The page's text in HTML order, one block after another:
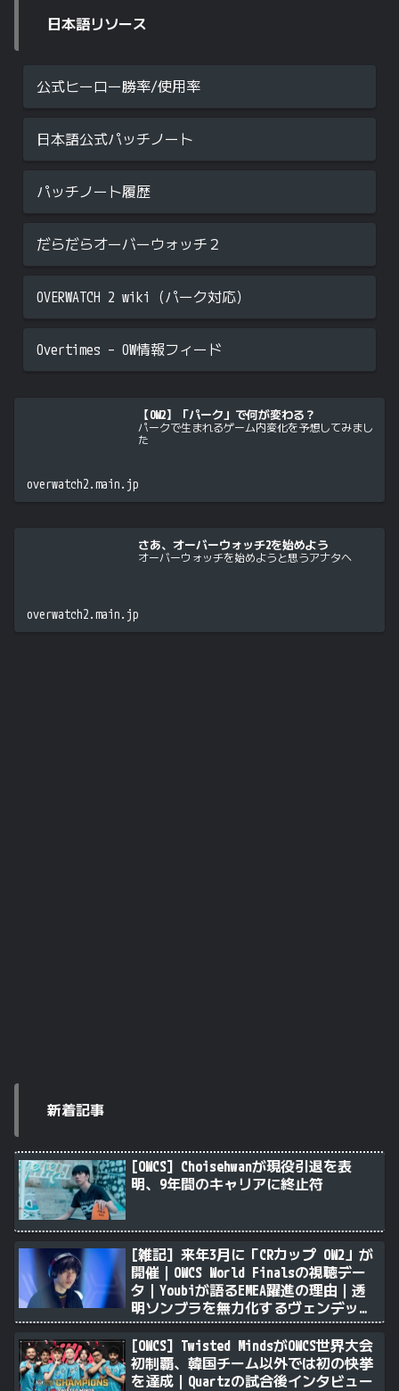
日本語リソース
公式ヒーロー勝率/使用率
日本語公式パッチノート
パッチノート履歴
だらだらオーバーウォッチ２
OVERWATCH 2 wiki（パーク対応）
Overtimes – OW情報フィード
【OW2】「パーク」で何が変わる？
パークで生まれるゲーム内変化を予想してみまし
た
overwatch2.main.jp
さあ、オーバーウォッチ2を始めよう
オーバーウォッチを始めようと思うアナタへ
overwatch2.main.jp
新着記事
[OWCS] Choisehwanが現役引退を表
明、9年間のキャリアに終止符
[雑記] 来年3月に「CRカップ OW2」が
開催｜OWCS World Finalsの視聴デー
タ｜Youbiが語るEMEA躍進の理由｜透
明ソンブラを無力化するヴェンデッタ
｜Stalk3rが久々のツィート ほか
[OWCS] Twisted MindsがOWCS世界大会
初制覇、韓国チーム以外では初の快挙
を達成｜Quartzの試合後インタビュー